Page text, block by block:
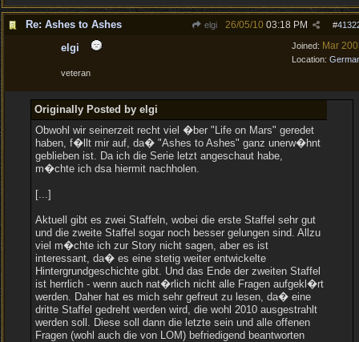
Re: Ashes to Ashes elgi #
26/05/10 03:18 PM
Joined: Mar
Location:
elgi
veteran
Originally Posted by elgi
Obwohl wir seinerzeit recht viel �ber "Life on Mars" geredet
haben, f�llt mir auf, da� "Ashes to Ashes" ganz unerw�hnt
geblieben ist. Da ich die Serie letzt angeschaut habe,
m�chte ich dsa hiermit nachholen.
[...]
Aktuell gibt es zwei Staffeln, wobei die erste Staffel sehr gut
und die zweite Staffel sogar noch besser gelungen sind. Allzu
viel m�chte ich zur Story nicht sagen, aber es ist
interessant, da� es eine stetig weiter entwickelte
Hintergrundgeschichte gibt. Und das Ende der zweiten Staffel
ist herrlich - wenn auch nat�rlich nicht alle Fragen aufgekl�rt
werden. Daher hat es mich sehr gefreut zu lesen, da� eine
dritte Staffel gedreht werden wird, die wohl 2010 ausgestrahlt
werden soll. Diese soll dann die letzte sein und alle offenen
Fragen (wohl auch die von LOM) befriedigend beantworten